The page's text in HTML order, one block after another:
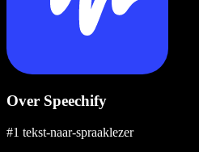
Over Speechify
#1 tekst-naar-spraaklezer